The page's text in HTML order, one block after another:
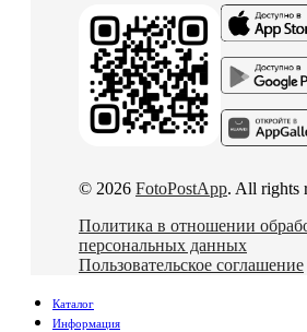
© 2026 FotoPostApp. All rights
Политика в отношении
персональных данных
Пользовательское соглашение
Каталог
Информация